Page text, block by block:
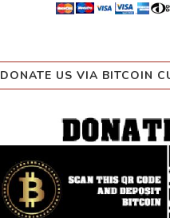
DONATE US VIA BITCOIN